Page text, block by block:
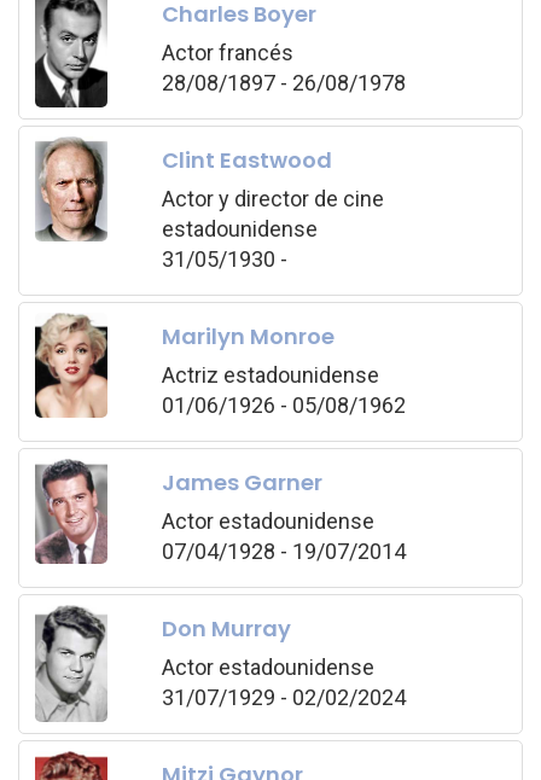
Charles Boyer
Actor francés
28/08/1897 - 26/08/1978
Clint Eastwood
Actor y director de cine
estadounidense
31/05/1930 -
Marilyn Monroe
Actriz estadounidense
01/06/1926 - 05/08/1962
James Garner
Actor estadounidense
07/04/1928 - 19/07/2014
Don Murray
Actor estadounidense
31/07/1929 - 02/02/2024
Mitzi Gaynor